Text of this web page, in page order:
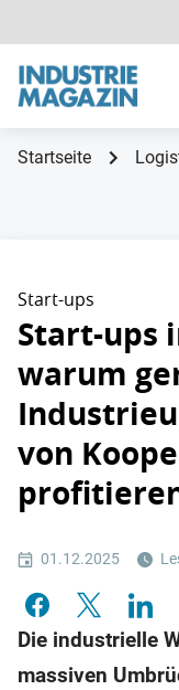
Startseite
Start-ups
Start-ups
warum
von
01.12.2025
Die industrielle
massiven